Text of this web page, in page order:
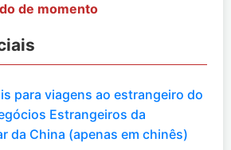
de momento
para viagens ao estrangeiro do
Estrangeiros da
da China (apenas em chinês)